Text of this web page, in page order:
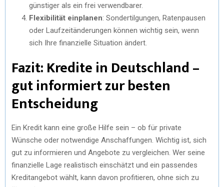
günstiger als ein frei verwendbarer.
Flexibilität einplanen: Sondertilgungen, Ratenpausen
oder Laufzeitänderungen können wichtig sein, wenn
sich Ihre finanzielle Situation ändert.
Fazit: Kredite in Deutschland –
gut informiert zur besten
Entscheidung
Ein Kredit kann eine große Hilfe sein – ob für private
Wünsche oder notwendige Anschaffungen. Wichtig ist, sich
gut zu informieren und Angebote zu vergleichen. Wer seine
finanzielle Lage realistisch einschätzt und ein passendes
Kreditangebot wählt, kann davon profitieren, ohne sich zu